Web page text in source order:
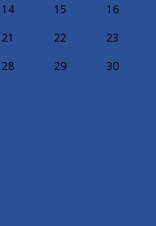
14 15
16
21 22
23
28 29
30